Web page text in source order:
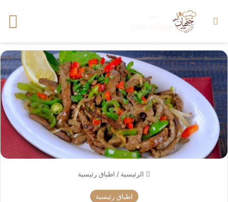
بحث عن
الرئيسية / اطباق رئيسية
اطباق رئيسية